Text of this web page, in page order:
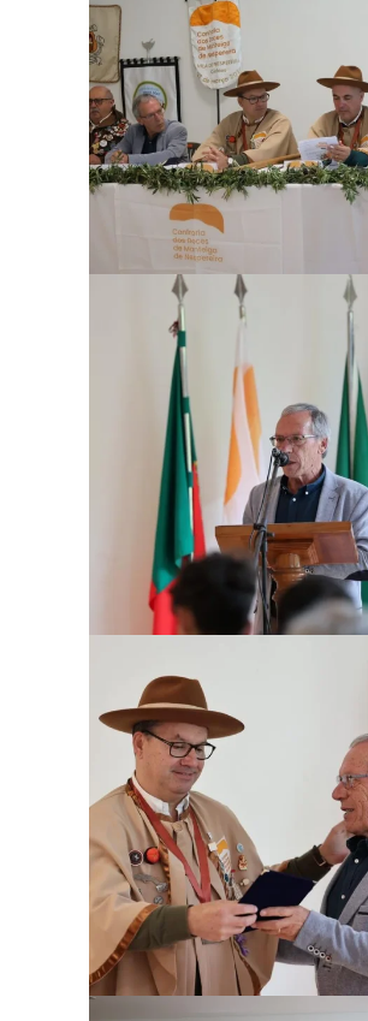
Ampliar
Ampliar
Ampliar